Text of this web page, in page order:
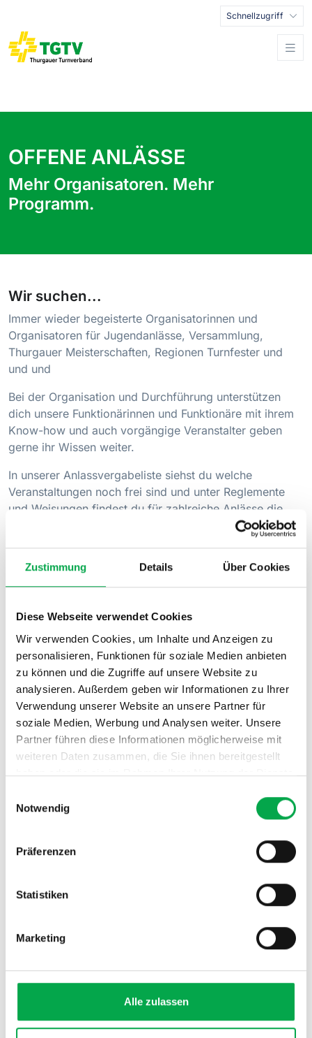
Zustimmung Details Über Cookies
Diese Webseite verwendet Cookies
Wir verwenden Cookies, um Inhalte und Anzeigen zu
personalisieren, Funktionen für soziale Medien anbieten
zu können und die Zugriffe auf unsere Website zu
analysieren. Außerdem geben wir Informationen zu Ihrer
Verwendung unserer Website an unsere Partner für
soziale Medien, Werbung und Analysen weiter. Unsere
Partner führen diese Informationen möglicherweise mit
weiteren Daten zusammen, die Sie ihnen bereitgestellt
haben oder die sie im Rahmen Ihrer Nutzung der Dienste
Notwendig
Präferenzen
Statistiken
Marketing
Alle zulassen
Schnellzugriff
OFFENE ANLÄSSE
Mehr Organisatoren. Mehr
Programm.
Wir suchen...
Immer wieder begeisterte Organisatorinnen und
Organisatoren für Jugendanlässe, Versammlung,
Thurgauer Meisterschaften, Regionen Turnfester und
und und
Bei der Organisation und Durchführung unterstützen
dich unsere Funktionärinnen und Funktionäre mit ihrem
Know-how und auch vorgängige Veranstalter geben
gerne ihr Wissen weiter.
In unserer Anlassvergabeliste siehst du welche
Veranstaltungen noch frei sind und unter Reglemente
und Weisungen findest du für zahlreiche Anlässe die
Übernahmebestimmungen, damit du einen ersten
Einblick bekommst, was gefordert ist. Bei Fragen darfst
du dich gerne auch ganz unverbindlich bei unserer
Geschäftsstelle melden.
Veranstaltungen vergeben sind. Dies gibt dir und uns
sowie allen Turnvereinen Planungssicherheit.
Anlassvergabeliste
Reglemente / Weisungen
GESCHÄFTSSTELLE
Melanie Lüscher
admin@tgtv.ch